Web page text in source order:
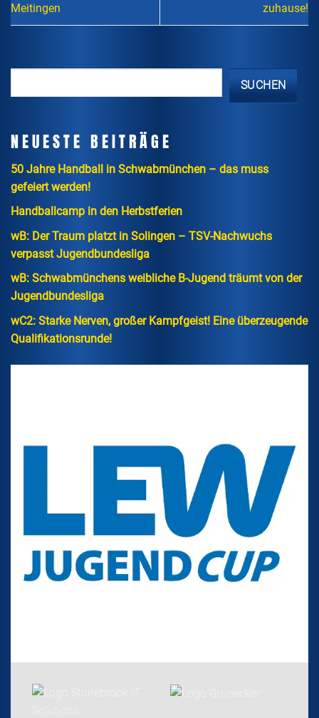
Meitingen zuhause!
SUCHEN
NEUESTE BEITRÄGE
50 Jahre Handball in Schwabmünchen – das muss
gefeiert werden!
Handballcamp in den Herbstferien
wB: Der Traum platzt in Solingen – TSV-Nachwuchs
verpasst Jugendbundesliga
wB: Schwabmünchens weibliche B-Jugend träumt von der
Jugendbundesliga
wC2: Starke Nerven, großer Kampfgeist! Eine überzeugende
Qualifikationsrunde!